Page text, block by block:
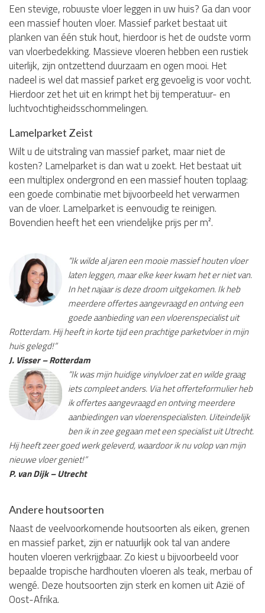
Een stevige, robuuste vloer leggen in uw huis? Ga dan voor
een massief houten vloer. Massief parket bestaat uit
planken van één stuk hout, hierdoor is het de oudste vorm
van vloerbedekking. Massieve vloeren hebben een rustiek
uiterlijk, zijn ontzettend duurzaam en ogen mooi. Het
nadeel is wel dat massief parket erg gevoelig is voor vocht.
Hierdoor zet het uit en krimpt het bij temperatuur- en
luchtvochtigheidsschommelingen.
Lamelparket Zeist
Wilt u de uitstraling van massief parket, maar niet de
kosten? Lamelparket is dan wat u zoekt. Het bestaat uit
een multiplex ondergrond en een massief houten toplaag:
een goede combinatie met bijvoorbeeld het verwarmen
van de vloer. Lamelparket is eenvoudig te reinigen.
Bovendien heeft het een vriendelijke prijs per m².
“Ik wilde al jaren een mooie massief houten vloer
laten leggen, maar elke keer kwam het er niet van.
In het najaar is deze droom uitgekomen. Ik heb
meerdere offertes aangevraagd en ontving een
goede aanbieding van een vloerenspecialist uit
Rotterdam. Hij heeft in korte tijd een prachtige parketvloer in mijn
huis gelegd!”
J. Visser – Rotterdam
“Ik was mijn huidige vinylvloer zat en wilde graag
iets compleet anders. Via het offerteformulier heb
ik offertes aangevraagd en ontving meerdere
aanbiedingen van vloerenspecialisten. Uiteindelijk
ben ik in zee gegaan met een specialist uit Utrecht.
Hij heeft zeer goed werk geleverd, waardoor ik nu volop van mijn
nieuwe vloer geniet!”
P. van Dijk – Utrecht
Andere houtsoorten
Naast de veelvoorkomende houtsoorten als eiken, grenen
en massief parket, zijn er natuurlijk ook tal van andere
houten vloeren verkrijgbaar. Zo kiest u bijvoorbeeld voor
bepaalde tropische hardhouten vloeren als teak, merbau of
wengé. Deze houtsoorten zijn sterk en komen uit Azië of
Oost-Afrika.